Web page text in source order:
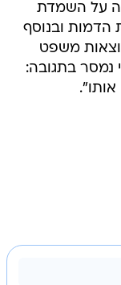
על השמדת
הדמות ובנוסף
משפט
נמסר בתגובה:
אותו".